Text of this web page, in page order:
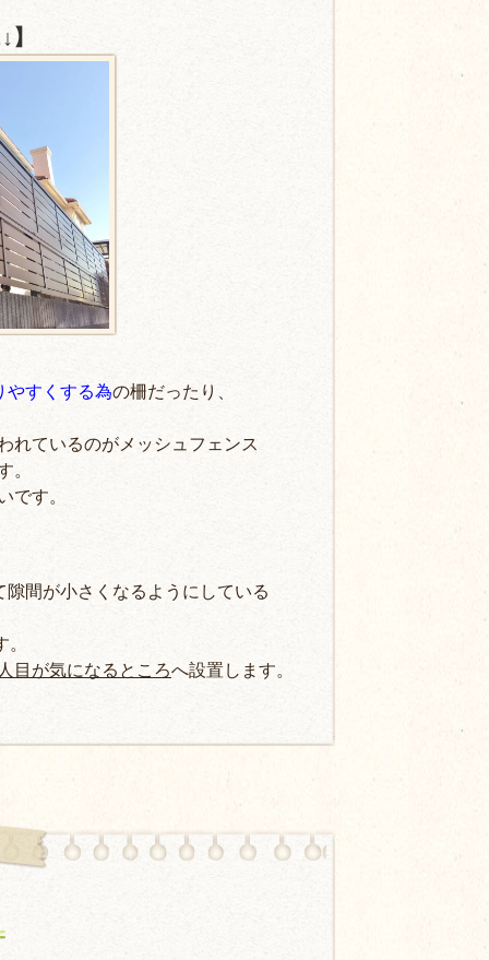
やすくする為の柵だったり、
れているのがメッシュフェンス
。
です。
間が小さくなるようにしている
目が気になるところへ設置します。